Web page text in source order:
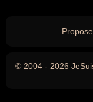
© 2004 - 2026